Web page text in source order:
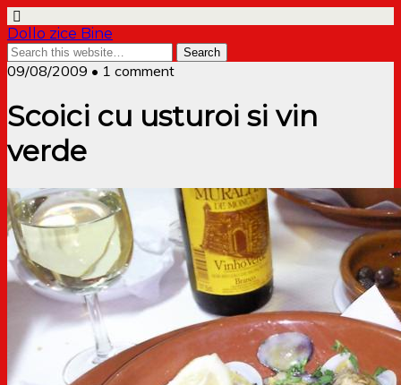
Dollo zice Bine
09/08/2009 • 1 comment
Scoici cu usturoi si vin
verde